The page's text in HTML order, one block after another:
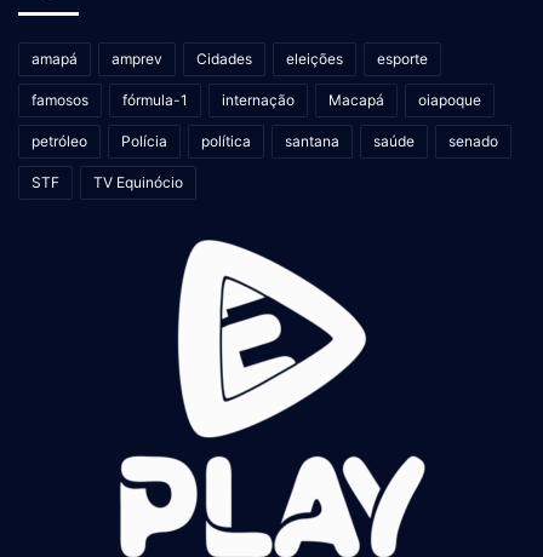
amapá amprev Cidades eleições esporte
famosos fórmula-1 internação Macapá oiapoque
petróleo Polícia política santana saúde senado
STF TV Equinócio